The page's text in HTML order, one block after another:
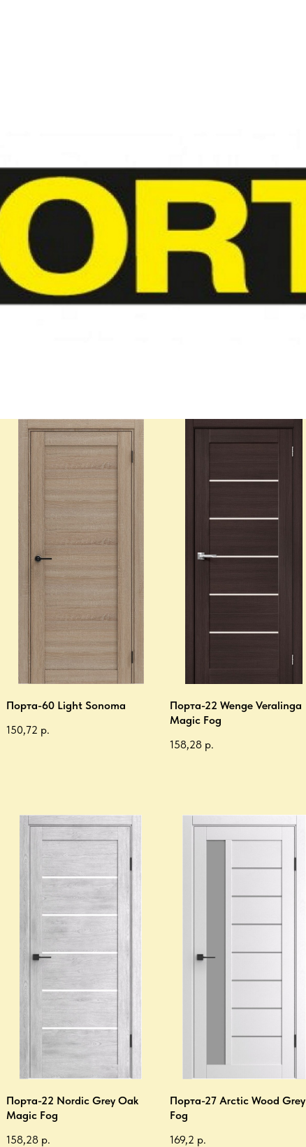
Порта-60 Light Sonoma
150,72 р.
Порта-22 Wenge Veralinga
Magic Fog
158,28 р.
Порта-22 Nordic Grey Oak
Magic Fog
158,28 р.
Порта-27 Arctic Wood Grey
Fog
169,2 р.